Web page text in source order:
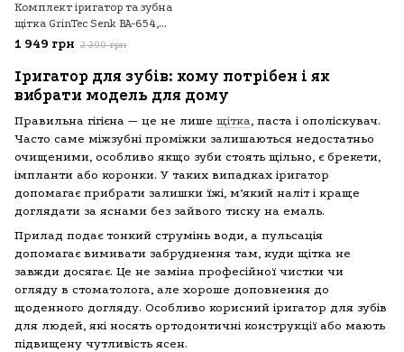
Комплект іригатор та зубна
щітка GrinTec Senk BA-654,
чорний
1 949 грн 2 399 грн
Іригатор для зубів: кому потрібен і як
вибрати модель для дому
Правильна гігієна — це не лише щітка, паста і ополіскувач.
Часто саме міжзубні проміжки залишаються недостатньо
очищеними, особливо якщо зуби стоять щільно, є брекети,
імпланти або коронки. У таких випадках іригатор
допомагає прибрати залишки їжі, м’який наліт і краще
доглядати за яснами без зайвого тиску на емаль.
Прилад подає тонкий струмінь води, а пульсація
допомагає вимивати забруднення там, куди щітка не
завжди досягає. Це не заміна професійної чистки чи
огляду в стоматолога, але хороше доповнення до
щоденного догляду. Особливо корисний іригатор для зубів
для людей, які носять ортодонтичні конструкції або мають
підвищену чутливість ясен.